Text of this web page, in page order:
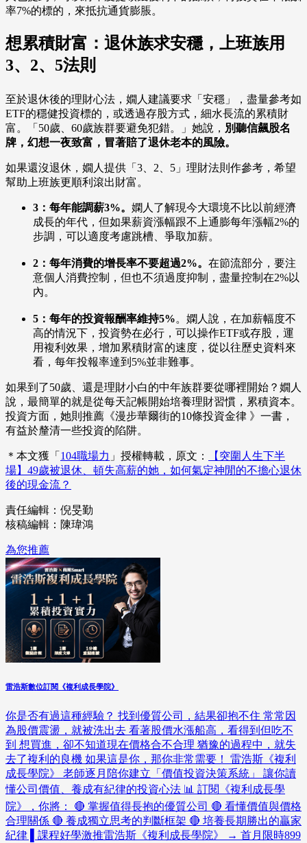
率7%的標的，來抵抗通貨膨脹。
想累積財富：退休族求安穩，上班族用
3、2、5法則
至於退休後的理財心法，嫺人建議要求「安穩」，盡量參考如
ETF的穩健投資標的，或透過存股方式，細水長流的累積財
富。「50歲、60歲族群要避免犯錯。」她說， 別聽信飆股名
牌，幻想一夜致富，冒著賠了退休老本的風險。
如果還沒退休，嫺人提供「3、2、5」理財法則作參考，希望
幫助上班族更順利滾出財富。
3：每年能調薪3%。 嫻人了解現今大環境不比以前經濟
成長的年代，但如果薪資漲幅跟不上通膨每年漲幅2%的
步調，可以適度考慮跳槽、爭取加薪。
2：每年消費的增長率不要超過2%。 在節流部分，要注
意個人消費控制，但也不須過度抑制，盡量控制在2%以
內。
5：每年的投資報酬率維持5%。嫻人說，在加薪幅度不
高的情況下，投資勢在必行，可以操作ETF或存股，運
用複利效果，增加累積財富的速度，從以往歷史資料來
看，每年投報率達到5%並非難事。
如果到了50歲、還是理財小白的中年族群要從哪裡開始？嫺人
說，最簡單的就是從每天記帳開始培養理財習慣，累積資本。
投資方面，她則推薦《漫步華爾街的10條投資金律 》一書，
有益於釐清一些投資的陷阱。
＊本文獲「 104職場力 」授權轉載，原文：
【突圍人生下半
場】49歲被退休、頓失高薪的她，如何氣定神閒的不擔心退休
後的現金流？
責任編輯：倪旻勤
核稿編輯：陳瑋鴻
為您推薦
雷浩斯數位訂閱《複利成長學院》
你是否有過這種經驗？ 找到優質公司，結果卻抱不住 常常因
為股價震盪，就被洗出去 看著股價水漲船高，看得到但吃不
到 想買進，卻不知道現在價格合不合理 猶豫的過程中，就失
去了複利的良機 如果這是你，那你非常需要！ 雷浩斯《複利
成長學院》 老師逐月陪你建立「價值投資決策系統」 讓你讀
懂公司價值、養成有紀律的投資心法 📊 訂閱《複利成長學
院》，你將： 🔴 掌握值得長抱的優質公司 🔴 看懂價值與價格
合理關係 🔴 養成獨立思考的判斷框架 🔴 培養長期勝出的贏家
紀律 ▌課程好學激推雷浩斯《複利成長學院》 → 首月限時899